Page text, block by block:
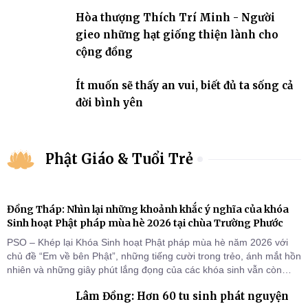
Hòa thượng Thích Trí Minh - Người
gieo những hạt giống thiện lành cho
cộng đồng
Ít muốn sẽ thấy an vui, biết đủ ta sống cả
đời bình yên
Phật Giáo & Tuổi Trẻ
Đồng Tháp: Nhìn lại những khoảnh khắc ý nghĩa của khóa
Sinh hoạt Phật pháp mùa hè 2026 tại chùa Trường Phước
PSO – Khép lại Khóa Sinh hoạt Phật pháp mùa hè năm 2026 với
chủ đề “Em về bên Phật”, những tiếng cười trong trẻo, ánh mắt hồn
nhiên và những giây phút lắng đọng của các khóa sinh vẫn còn
Tháp). Những tuần tu học ngắn ngủi nhưng đã trở thành hành
Lâm Đồng: Hơn 60 tu sinh phát nguyện